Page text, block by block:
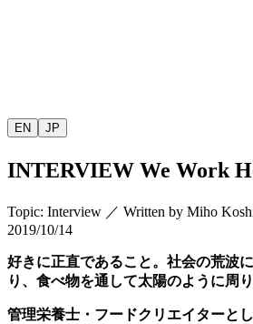
EN JP
INTERVIEW We Work
Topic: Interview ／ Written by Miho
2019/10/14
好きに正直であること。社会の荒波
り、食べ物を通して太陽のように周
管理栄養士・フードクリエイターと